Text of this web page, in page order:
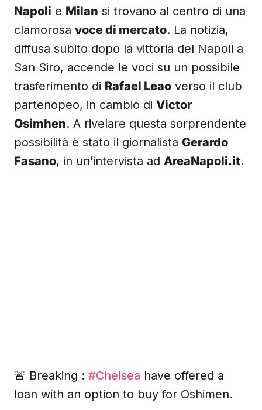
Napoli e Milan si trovano al centro di una
clamorosa voce di mercato. La notizia,
diffusa subito dopo la vittoria del Napoli a
San Siro, accende le voci su un possibile
trasferimento di Rafael Leao verso il club
partenopeo, in cambio di Victor
Osimhen. A rivelare questa sorprendente
possibilità è stato il giornalista Gerardo
Fasano, in un’intervista ad AreaNapoli.it.
🚨 Breaking : #Chelsea have offered a
loan with an option to buy for Oshimen.